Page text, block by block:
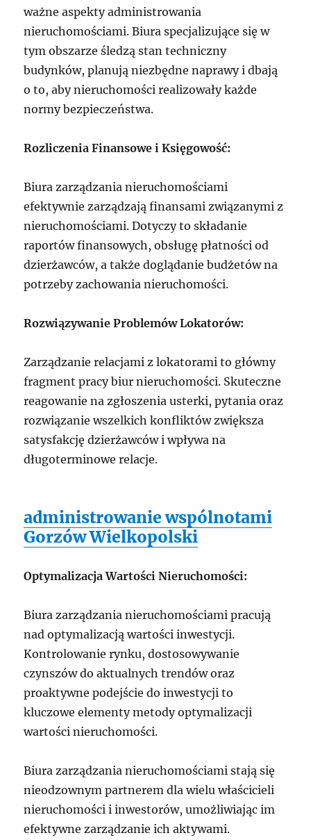
ważne aspekty administrowania
nieruchomościami. Biura specjalizujące się w
tym obszarze śledzą stan techniczny
budynków, planują niezbędne naprawy i dbają
o to, aby nieruchomości realizowały każde
normy bezpieczeństwa.
Rozliczenia Finansowe i Księgowość:
Biura zarządzania nieruchomościami
efektywnie zarządzają finansami związanymi z
nieruchomościami. Dotyczy to składanie
raportów finansowych, obsługę płatności od
dzierżawców, a także doglądanie budżetów na
potrzeby zachowania nieruchomości.
Rozwiązywanie Problemów Lokatorów:
Zarządzanie relacjami z lokatorami to główny
fragment pracy biur nieruchomości. Skuteczne
reagowanie na zgłoszenia usterki, pytania oraz
rozwiązanie wszelkich konfliktów zwiększa
satysfakcję dzierżawców i wpływa na
długoterminowe relacje.
administrowanie wspólnotami
Gorzów Wielkopolski
Optymalizacja Wartości Nieruchomości:
Biura zarządzania nieruchomościami pracują
nad optymalizacją wartości inwestycji.
Kontrolowanie rynku, dostosowywanie
czynszów do aktualnych trendów oraz
proaktywne podejście do inwestycji to
kluczowe elementy metody optymalizacji
wartości nieruchomości.
Biura zarządzania nieruchomościami stają się
nieodzownym partnerem dla wielu właścicieli
nieruchomości i inwestorów, umożliwiając im
efektywne zarządzanie ich aktywami.